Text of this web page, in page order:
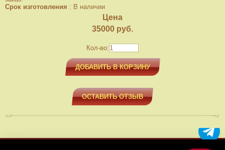
Срок изготовления : В наличии
Цена
35000 руб.
Кол-во:
ДОБАВИТЬ В КОРЗИНУ
ОСТАВИТЬ ОТЗЫВ